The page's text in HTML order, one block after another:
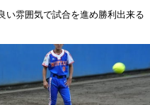
い雰囲気で試合を進め勝利出来る